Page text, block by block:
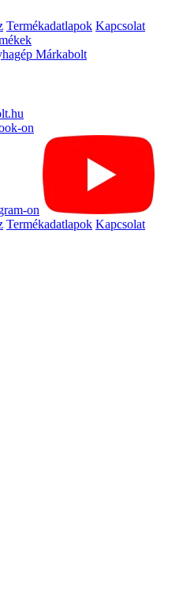
Termékadatlapok Kapcsolat
Termékadatlapok Kapcsolat